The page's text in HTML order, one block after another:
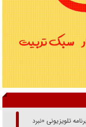
تلویزیونی «نبرد